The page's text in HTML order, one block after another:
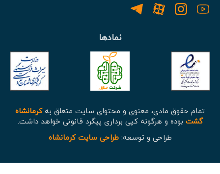
نمادها
تمام حقوق مادی، معنوی و محتوای سایت متعلق بهکرمانشاه
گشت بوده و هرگونه کپی برداری پیگرد قانونی خواهد داشت.
طراحی و توسعه:طراحی سایت کرمانشاه